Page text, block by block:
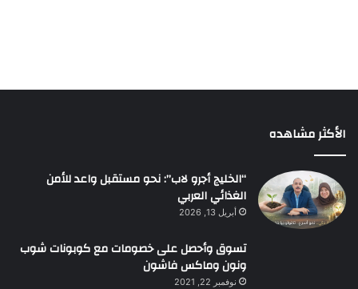
الأكثر مشاهده
“الخليج أجرو لاب”: نحو مستقبل واعد للأمن
الغذائي العربي
أبريل 13, 2026
تسوق وأحصل على خصومات مع كوبونات شوب
ونون وماكس فاشون
نوفمبر 22, 2021